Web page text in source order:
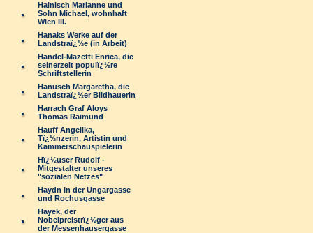
Hainisch Marianne und
Sohn Michael, wohnhaft
Wien III.
Hanaks Werke auf der
Landstraï¿½e (in Arbeit)
Handel-Mazetti Enrica, die
seinerzeit populï¿½re
Schriftstellerin
Hanusch Margaretha, die
Landstraï¿½er Bildhauerin
Harrach Graf Aloys
Thomas Raimund
Hauff Angelika,
Tï¿½nzerin, Artistin und
Kammerschauspielerin
Hï¿½user Rudolf -
Mitgestalter unseres
"sozialen Netzes"
Haydn in der Ungargasse
und Rochusgasse
Hayek, der
Nobelpreistrï¿½ger aus
der Messenhausergasse